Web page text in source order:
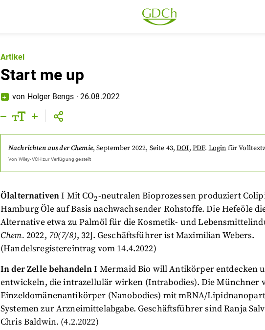
Artikel
Start me up
von Holger Bengs · 26.08.2022
Nachrichten aus der Chemie,September 2022, Seite 43,DOI, PDF. Login für
Von Wiley-VCHzur Verfügung gestellt
ÖlalternativenI Mit CO2-neutralen Bioprozessen produziert
Hamburg Öle auf Basis nachwachsender Rohstoffe. Die Hefeöle
Alternative etwa zu Palmöl für die Kosmetik- und
Chem. 2022, 70(7/8), 32]. Geschäftsführer ist Maximilian Webers.
(Handelsregistereintrag vom 14.4.2022)
In der Zelle behandelnI Mermaid Bio will Antikörper entdecken
entwickeln, die intrazellulär wirken (Intrabodies). Die Münchner
Einzeldomänenantikörper (Nanobodies) mit mRNA/
Systemen zur Arzneimittelabgabe. Geschäftsführer sind Ranja
Chris Baldwin. (4.2.2022)